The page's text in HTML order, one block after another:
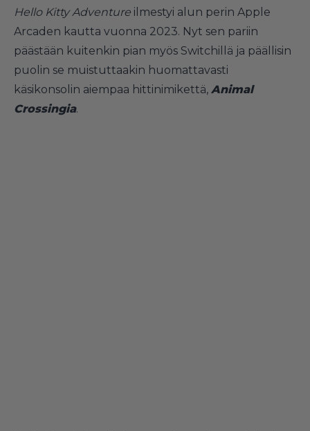
Hello Kitty Adventure ilmestyi alun perin Apple
Arcaden kautta vuonna 2023. Nyt sen pariin
päästään kuitenkin pian myös Switchillä ja päällisin
puolin se muistuttaakin huomattavasti
käsikonsolin aiempaa hittinimikettä, Animal
Crossingia.